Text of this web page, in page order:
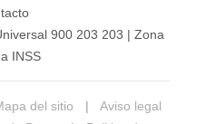
900 203 203 | Zona
INSS
del sitio |
Aviso legal